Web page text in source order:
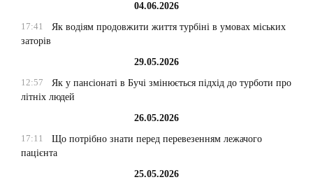
04.06.2026
17:41
Як водіям продовжити життя турбіні в умовах міських
заторів
29.05.2026
12:57
Як у пансіонаті в Бучі змінюється підхід до турботи про
літніх людей
26.05.2026
17:11
Що потрібно знати перед перевезенням лежачого
пацієнта
25.05.2026